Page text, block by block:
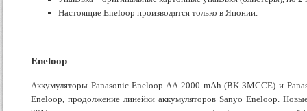
Настоящие Eneloop производятся только в Японии.
Eneloop
Аккумуляторы Panasonic Eneloop AA 2000 mAh (BK-3MCCE) и
Eneloop, продолжение линейки аккумуляторов Sanyo Eneloop.